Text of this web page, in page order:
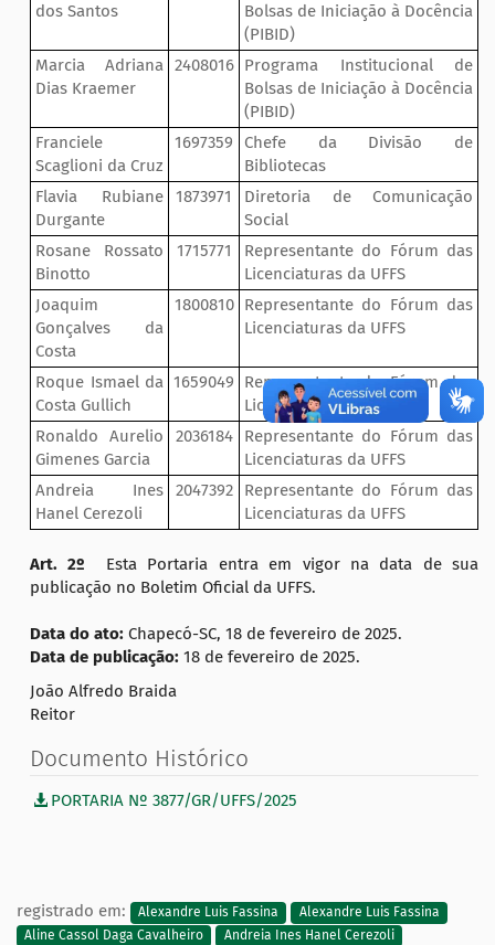
dos Santos
Bolsas de Iniciação à Docência
(PIBID)
Marcia Adriana
Dias Kraemer
2408016 Programa Institucional de
Bolsas de Iniciação à Docência
(PIBID)
Franciele
Scaglioni da Cruz
1697359
Chefe da Divisão de
Bibliotecas
Flavia Rubiane
Durgante
1873971
Diretoria de Comunicação
Social
Rosane Rossato
Binotto
1715771
Representante do Fórum das
Licenciaturas da UFFS
Joaquim
Gonçalves da
Costa
1800810 Representante do Fórum das
Licenciaturas da UFFS
Roque Ismael da
Costa Gullich
1659049
Representante do Fórum das
Licenciaturas da UFFS
Ronaldo Aurelio
Gimenes Garcia
2036184
Representante do Fórum das
Licenciaturas da UFFS
Andreia Ines
Hanel Cerezoli
2047392
Representante do Fórum das
Licenciaturas da UFFS
Art. 2º
Esta Portaria entra em vigor na data de sua
publicação no Boletim Oficial da UFFS.
Data do ato: Chapecó-SC, 18 de fevereiro de 2025.
Data de publicação: 18 de fevereiro de 2025.
João Alfredo Braida
Reitor
Documento Histórico
PORTARIA Nº 3877/GR/UFFS/2025
registrado em: Alexandre Luis Fassina
Alexandre Luis Fassina
Aline Cassol Daga Cavalheiro
Andreia Ines Hanel Cerezoli